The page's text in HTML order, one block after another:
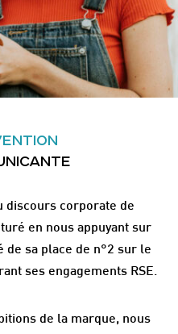
discours corporate de
en nous appuyant sur
de sa place de n°2 sur le
ses engagements RSE.
de la marque, nous